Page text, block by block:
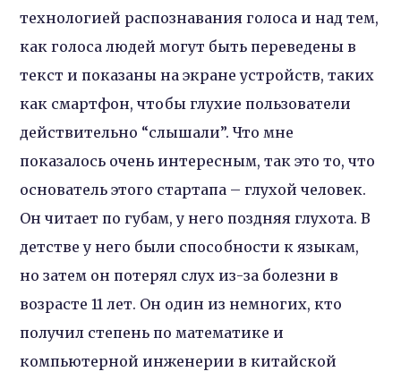
технологией распознавания голоса и над тем,
как голоса людей могут быть переведены в
текст и показаны на экране устройств, таких
как смартфон, чтобы глухие пользователи
действительно “слышали”. Что мне
показалось очень интересным, так это то, что
основатель этого стартапа – глухой человек.
Он читает по губам, у него поздняя глухота. В
детстве у него были способности к языкам,
но затем он потерял слух из-за болезни в
возрасте 11 лет. Он один из немногих, кто
получил степень по математике и
компьютерной инженерии в китайской